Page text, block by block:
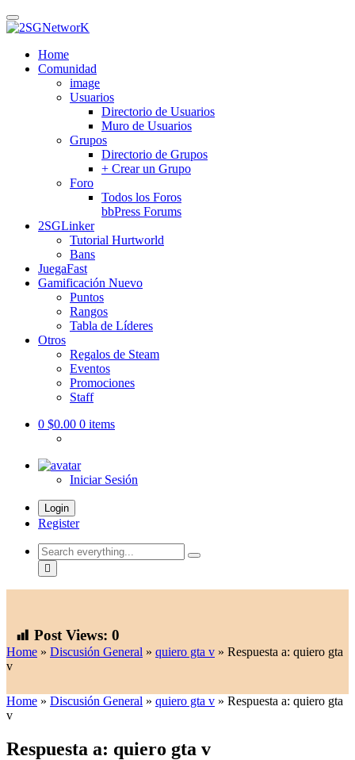
Skip
to
contentHome
Comunidad
image
Usuarios
Directorio de Usuarios
Muro de Usuarios
Grupos
Directorio de Grupos
+ Crear un Grupo
Foro
Todos los Foros
bbPress Forums
2SGLinker
Tutorial Hurtworld
Bans
JuegaFast
Gamificación Nuevo
Puntos
Rangos
Tabla de Líderes
Otros
Regalos de Steam
Eventos
Promociones
Staff
0 $0.00 0 items
Iniciar Sesión
Login
Register
Search
everything...
Post Views: 0
Home » Discusión General » quiero gta v » Respuesta a: quiero gta
v
Home » Discusión General » quiero gta v » Respuesta a: quiero gta
v
Respuesta a: quiero gta v